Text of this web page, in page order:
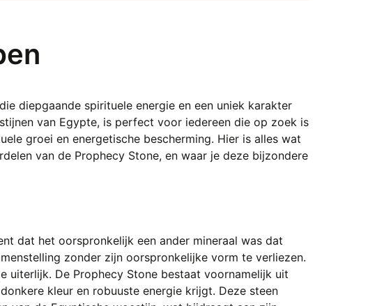
diepgaande spirituele energie en een uniek karakter
van Egypte, is perfect voor iedereen die op zoek is
groei en energetische bescherming. Hier is alles wat
van de Prophecy Stone, en waar je deze bijzondere
dat het oorspronkelijk een ander mineraal was dat
zonder zijn oorspronkelijke vorm te verliezen.
uiterlijk. De Prophecy Stone bestaat voornamelijk uit
kleur en robuuste energie krijgt. Deze steen